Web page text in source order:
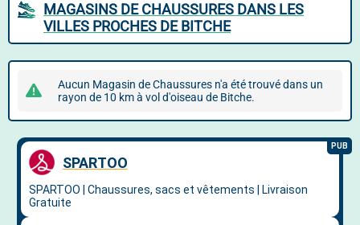
MAGASINS DE CHAUSSURES DANS LES
VILLES PROCHES DE BITCHE
Aucun Magasin de Chaussures n'a été trouvé dans un
rayon de 10 km à vol d'oiseau de Bitche.